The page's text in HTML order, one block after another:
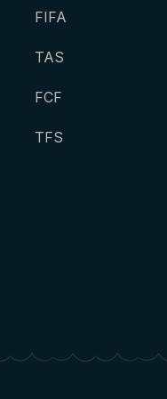
FIFA
TAS
FCF
TFS